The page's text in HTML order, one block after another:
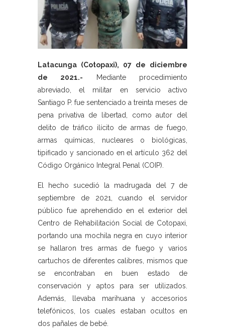
Latacunga (Cotopaxi), 07 de diciembre
de 2021.- Mediante procedimiento
abreviado, el militar en servicio activo
Santiago P. fue sentenciado a treinta meses de
pena privativa de libertad, como autor del
delito de tráfico ilícito de armas de fuego,
armas químicas, nucleares o biológicas,
tipificado y sancionado en el artículo 362 del
Código Orgánico Integral Penal (COIP).
El hecho sucedió la madrugada del 7 de
septiembre de 2021, cuando el servidor
público fue aprehendido en el exterior del
Centro de Rehabilitación Social de Cotopaxi,
portando una mochila negra en cuyo interior
se hallaron tres armas de fuego y varios
cartuchos de diferentes calibres, mismos que
se encontraban en buen estado de
conservación y aptos para ser utilizados.
Además, llevaba marihuana y accesorios
telefónicos, los cuales estaban ocultos en
dos pañales de bebé.